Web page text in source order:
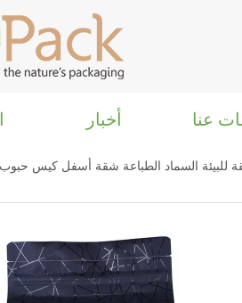
عنا أخبار
للبيئة السماد الطباعة شقة أسفل كيس